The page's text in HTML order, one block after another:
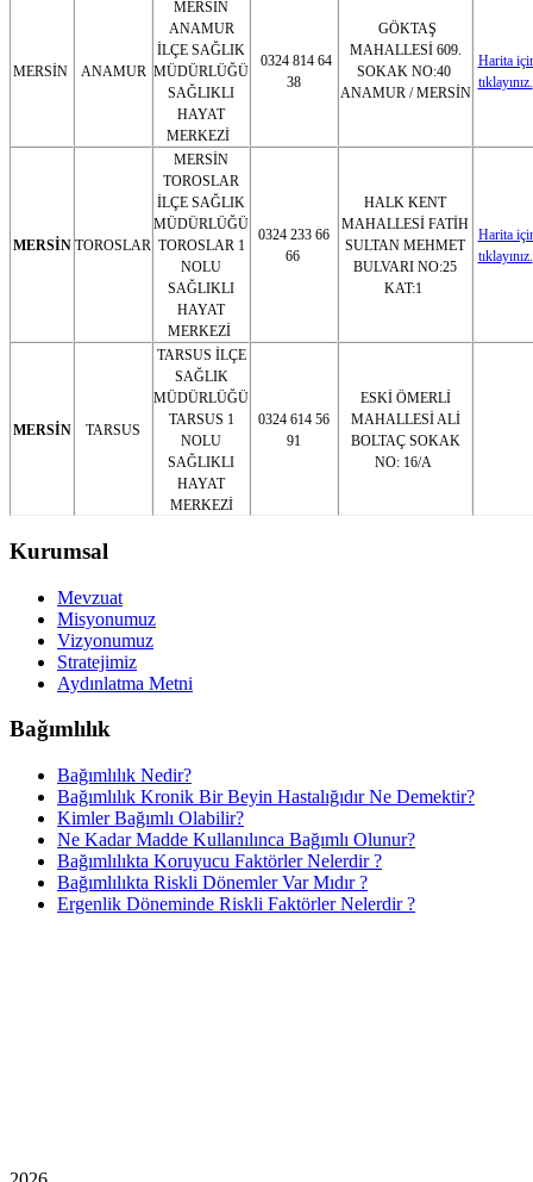
MERSİN ANAMUR
MERSİN
ANAMUR
İLÇE SAĞLIK
MÜDÜRLÜĞÜ
SAĞLIKLI
HAYAT
MERKEZİ
0324 814 64
38
GÖKTAŞ
MAHALLESİ 609.
SOKAK NO:40
ANAMUR / MERSİN
Harita
tıklayınız.
MERSİN TOROSLAR
MERSİN
TOROSLAR
İLÇE SAĞLIK
MÜDÜRLÜĞÜ
TOROSLAR 1
NOLU
SAĞLIKLI
HAYAT
MERKEZİ
0324 233 66
66
HALK KENT
MAHALLESİ FATİH
SULTAN MEHMET
BULVARI NO:25
KAT:1
Harita
tıklayınız.
MERSİN TARSUS
TARSUS İLÇE
SAĞLIK
MÜDÜRLÜĞÜ
TARSUS 1
NOLU
SAĞLIKLI
HAYAT
MERKEZİ
0324 614 56
91
ESKİ ÖMERLİ
MAHALLESİ ALİ
BOLTAÇ SOKAK
NO: 16/A
Kurumsal
Mevzuat
Misyonumuz
Vizyonumuz
Stratejimiz
Aydınlatma Metni
Bağımlılık
Bağımlılık Nedir?
Bağımlılık Kronik Bir Beyin Hastalığıdır Ne Demektir?
Kimler Bağımlı Olabilir?
Ne Kadar Madde Kullanılınca Bağımlı Olunur?
Bağımlılıkta Koruyucu Faktörler Nelerdir ?
Bağımlılıkta Riskli Dönemler Var Mıdır ?
Ergenlik Döneminde Riskli Faktörler Nelerdir ?